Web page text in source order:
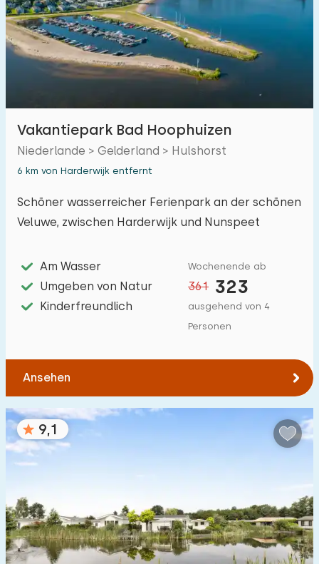
Vakantiepark Bad Hoophuizen
Niederlande > Gelderland > Hulshorst
6 km von Harderwijk entfernt
Schöner wasserreicher Ferienpark an der schönen
Veluwe, zwischen Harderwijk und Nunspeet
Am Wasser
Umgeben von Natur
Kinderfreundlich
Wochenende ab
361 323
ausgehend von 4
Personen
Ansehen
9,1